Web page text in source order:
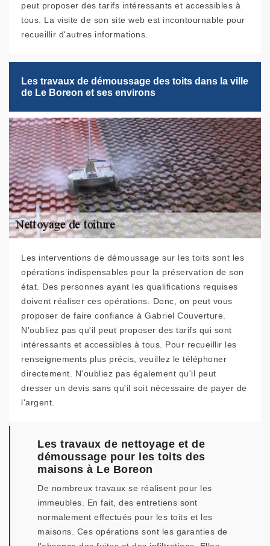
peut proposer des tarifs intéressants et accessibles à
tous. La visite de son site web est incontournable pour
recueillir d'autres informations.
Les travaux de démoussage des toits dans la ville
de Le Boreon et ses environs
Les interventions de démoussage sur les toits sont les
opérations indispensables pour la préservation de son
état. Des personnes ayant les qualifications requises
doivent réaliser ces opérations. Donc, on peut vous
proposer de faire confiance à Gabriel Couverture.
N'oubliez pas qu'il peut proposer des tarifs qui sont
intéressants et accessibles à tous. Pour recueillir les
renseignements plus précis, veuillez le téléphoner
directement. N'oubliez pas également qu'il peut
dresser un devis sans qu'il soit nécessaire de payer de
l'argent.
Les travaux de nettoyage et de
démoussage pour les toits des
maisons à Le Boreon
De nombreux travaux se réalisent pour les
immeubles. En fait, des entretiens sont
normalement effectués pour les toits et les
maisons. Ces opérations sont les garanties de